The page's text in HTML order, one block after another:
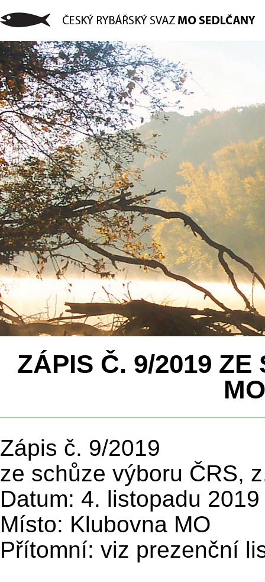
ZÁPIS Č. 9/2019 ZE
Zápis č. 9/2019
ze schůze výboru ČRS,
Datum: 4. listopadu 2019
Místo: Klubovna MO
Přítomní: viz prezenční